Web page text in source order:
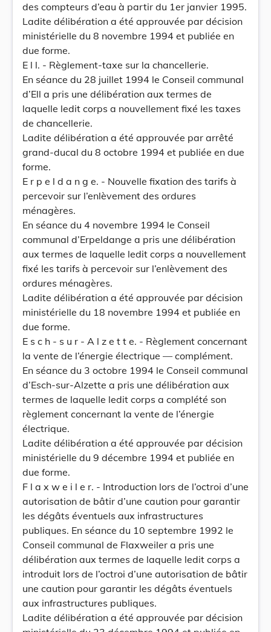
des compteurs d’eau à partir du 1er janvier 1995.
Ladite délibération a été approuvée par décision
ministérielle du 8 novembre 1994 et publiée en
due forme.
E l l. - Règlement-taxe sur la chancellerie.
En séance du 28 juillet 1994 le Conseil communal
d’Ell a pris une délibération aux termes de
laquelle ledit corps a nouvellement fixé les taxes
de chancellerie.
Ladite délibération a été approuvée par arrêté
grand-ducal du 8 octobre 1994 et publiée en due
forme.
E r p e l d a n g e. - Nouvelle fixation des tarifs à
percevoir sur l’enlèvement des ordures
ménagères.
En séance du 4 novembre 1994 le Conseil
communal d’Erpeldange a pris une délibération
aux termes de laquelle ledit corps a nouvellement
fixé les tarifs à percevoir sur l’enlèvement des
ordures ménagères.
Ladite délibération a été approuvée par décision
ministérielle du 18 novembre 1994 et publiée en
due forme.
E s c h - s u r - A l z e t t e. - Règlement concernant
la vente de l’énergie électrique — complément.
En séance du 3 octobre 1994 le Conseil communal
d’Esch-sur-Alzette a pris une délibération aux
termes de laquelle ledit corps a complété son
règlement concernant la vente de l’énergie
électrique.
Ladite délibération a été approuvée par décision
ministérielle du 9 décembre 1994 et publiée en
due forme.
F l a x w e i l e r. - Introduction lors de l’octroi d’une
autorisation de bâtir d’une caution pour garantir
les dégâts éventuels aux infrastructures
publiques. En séance du 10 septembre 1992 le
Conseil communal de Flaxweiler a pris une
délibération aux termes de laquelle ledit corps a
introduit lors de l’octroi d’une autorisation de bâtir
une caution pour garantir les dégâts éventuels
aux infrastructures publiques.
Ladite délibération a été approuvée par décision